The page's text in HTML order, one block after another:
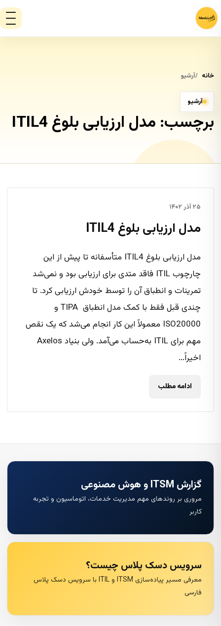
خانه آرشیو
آرشیو
برچسب: مدل ارزیابی بلوغ ITIL4
۲۵ آذر ۱۴۰۲
مدل ارزیابی بلوغ ITIL4
مدل ارزیابی بلوغ ITIL4 متأسفانه تا پیش از این
چارچوب ITIL فاقد متدی برای ارزیابی بود و نمی‌شد
تمرینات و انطباق آن را توسط خودش ارزیابی کرد. تا
چندی قبل فقط با کمک مدل انطباق TIPA و
ISO20000 معمولاً این کار انجام می‌شد که یک نقص
مهم برای ITIL به‌حساب می‌آمد. ولی بنیاد Axelos
اخیراً...
ادامه مطلب
گزارش ITSM و هوش مصنوعی
مروری بر روندهای مهم مدیریت خدمات، اتوماسیون و تجربه
کاربر
سرویس دسک پلاس چیست؟
معرفی مسیر پیاده‌سازی ITSM و ITIL با سرویس دسک پلاس
فارسی